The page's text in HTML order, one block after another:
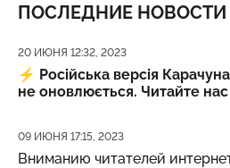
ПОСЛЕДНИЕ НОВОСТИ
Дата публикации
20 ИЮНЯ 12:32, 2023
⚡️ Російська версія
не оновлюється. Читайте
Дата публикации
09 ИЮНЯ 17:15, 2023
Вниманию читателей